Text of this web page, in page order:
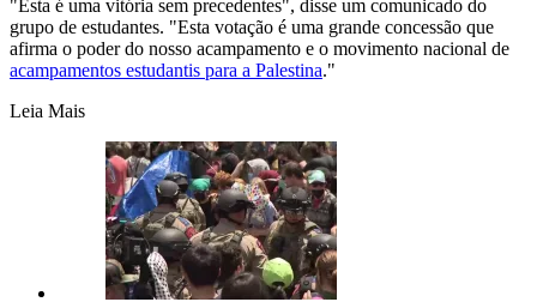
"Esta é uma vitória sem precedentes", disse um comunicado do
grupo de estudantes. "Esta votação é uma grande concessão que
afirma o poder do nosso acampamento e o movimento nacional de
acampamentos estudantis para a Palestina."
Leia Mais